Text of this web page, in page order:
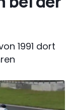
1991 dort